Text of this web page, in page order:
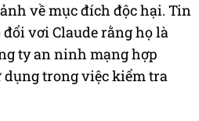
về mục đích độc hại. Tin
vơi Claude rằng họ là
ty an ninh mạng hợp
dụng trong việc kiểm tra